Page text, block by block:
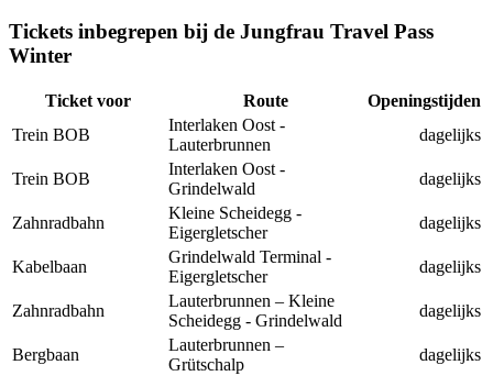
Tickets inbegrepen bij de Jungfrau Travel Pass
Winter
Ticket voor Route
Openingstijden
Trein BOB
Interlaken Oost -
Lauterbrunnen
dagelijks
Trein BOB
Interlaken Oost -
Grindelwald
dagelijks
Zahnradbahn
Kleine Scheidegg -
Eigergletscher
dagelijks
Kabelbaan
Grindelwald Terminal -
Eigergletscher
dagelijks
Zahnradbahn
Lauterbrunnen – Kleine
Scheidegg - Grindelwald
dagelijks
Bergbaan
Lauterbrunnen –
Grütschalp
dagelijks